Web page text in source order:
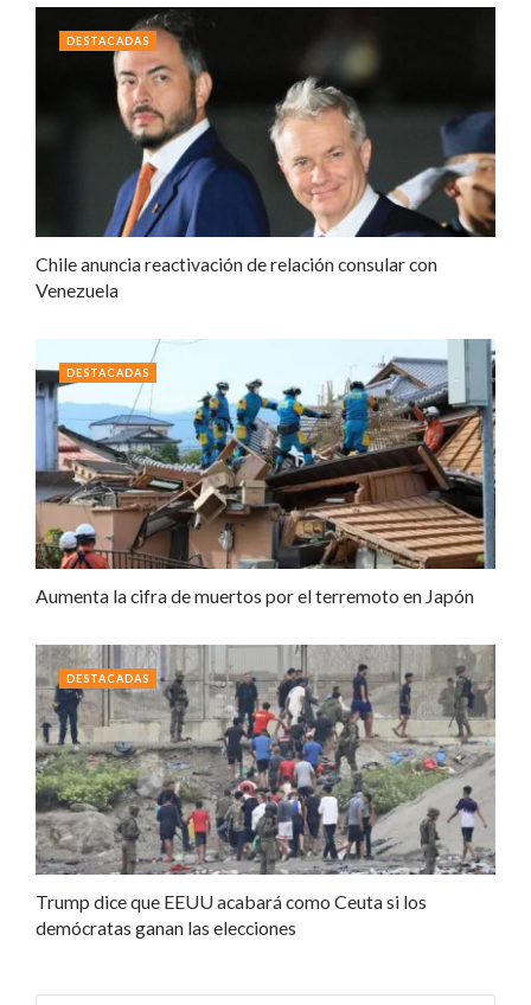
Chile anuncia reactivación de relación consular con
Venezuela
DESTACADAS
Aumenta la cifra de muertos por el terremoto en Japón
DESTACADAS
Trump dice que EEUU acabará como Ceuta si los
demócratas ganan las elecciones
DESTACADAS